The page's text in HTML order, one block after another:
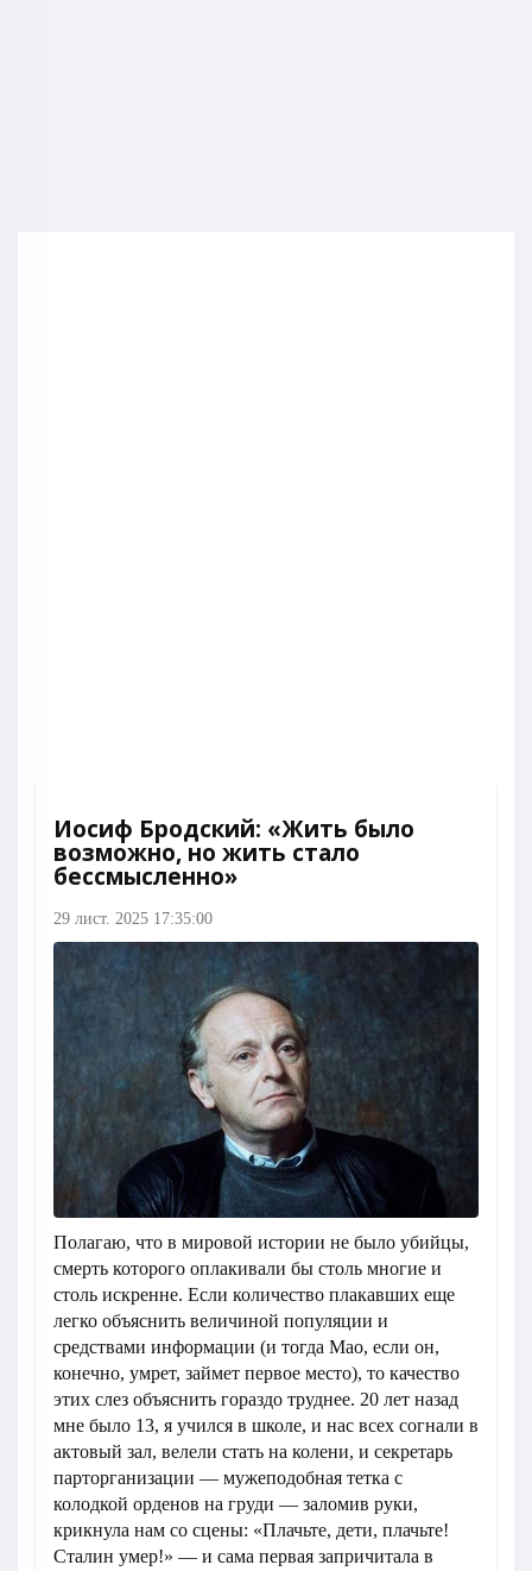
Иосиф Бродский: «Жить было
возможно, но жить стало
бессмысленно»
29 лист. 2025 17:35:00
Полагаю, что в мировой истории не было убийцы,
смерть которого оплакивали бы столь многие и
столь искренне. Если количество плакавших еще
легко объяснить величиной популяции и
средствами информации (и тогда Мао, если он,
конечно, умрет, займет первое место), то качество
этих слез объяснить гораздо труднее. 20 лет назад
мне было 13, я учился в школе, и нас всех согнали в
актовый зал, велели стать на колени, и секретарь
парторганизации — мужеподобная тетка с
колодкой орденов на груди — заломив руки,
крикнула нам со сцены: «Плачьте, дети, плачьте!
Сталин умер!» — и сама первая запричитала в